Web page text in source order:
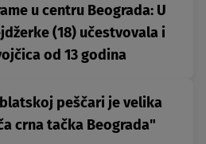
u centru Beograda: U
(18) učestvovala i
od 13 godina
peščari je velika
crna tačka Beograda"